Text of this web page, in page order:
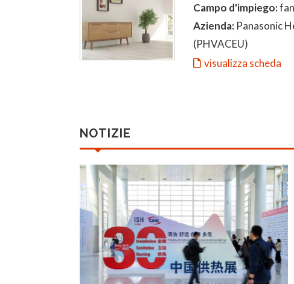
Campo d'impiego:fan
Azienda:Panasonic
(PHVACEU)
visualizza scheda
NOTIZIE